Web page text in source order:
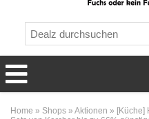
Home » Shops » Aktionen » [Küche]